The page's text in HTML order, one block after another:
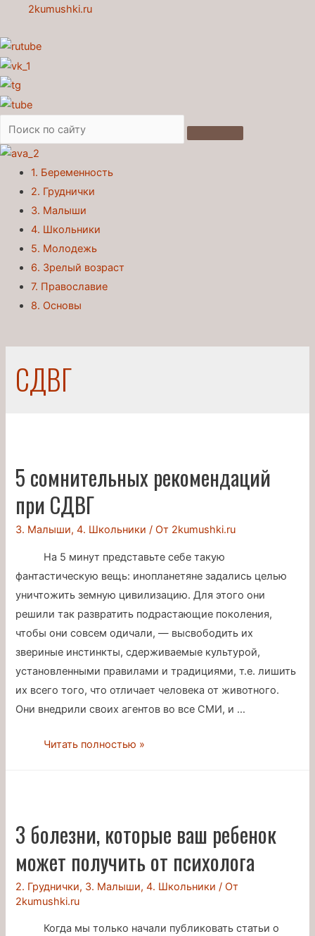
2kumushki.ru
1. Беременность
2. Груднички
3. Малыши
4. Школьники
5. Молодежь
6. Зрелый возраст
7. Православие
8. Основы
СДВГ
5 сомнительных рекомендаций
при СДВГ
3. Малыши,4. Школьники / От 2kumushki.ru
На 5 минут представьте себе такую
фантастическую вещь: инопланетяне задались целью
уничтожить земную цивилизацию. Для этого они
решили так развратить подрастающие поколения,
чтобы они совсем одичали, — высвободить их
звериные инстинкты, сдерживаемые культурой,
установленными правилами и традициями, т.е. лишить
их всего того, что отличает человека от животного.
Они внедрили своих агентов во все СМИ, и …
5
Читать полностью »
3 болезни, которые ваш ребенок
может получить от психолога
2. Груднички, 3. Малыши,4. Школьники / От
2kumushki.ru
Когда мы только начали публиковать статьи о